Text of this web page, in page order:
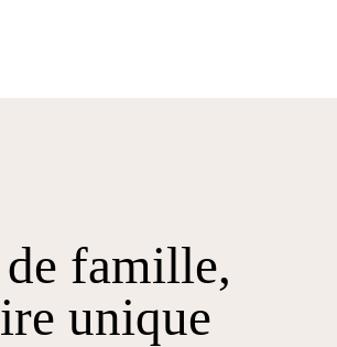
famille,
unique